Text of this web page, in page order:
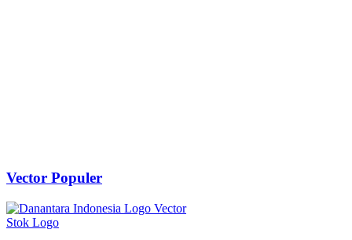
Vector Populer
Stok Logo